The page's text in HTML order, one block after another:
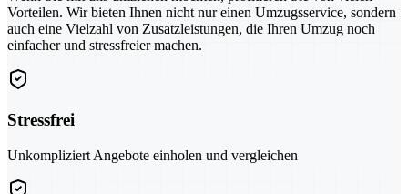
Vorteilen. Wir bieten Ihnen nicht nur einen Umzugsservice, sondern
auch eine Vielzahl von Zusatzleistungen, die Ihren Umzug noch
einfacher und stressfreier machen.
Stressfrei
Unkompliziert Angebote einholen und vergleichen